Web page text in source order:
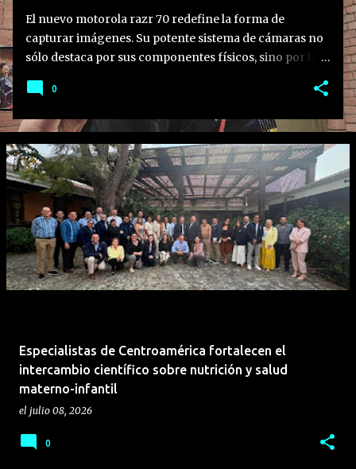
El nuevo motorola razr 70 redefine la forma de
capturar imágenes. Su potente sistema de cámaras no
sólo destaca por sus componentes físicos, sino por la
aprovechar al máximo su formato plegable,
la mejor cámara hasta la fecha en el segmento. Lo que
hay que saber: • Experiencia de usuario integrada: La
familia motorola razr 70 no solo destaca por sus
especificaciones de hardware, sino en cómo sus
funciones inteligentes transforman la usabilidad real
mediante el formato plegable. • Experiencia
fotográfica con IA: El motorola razr 70 combina un
sistema dual de cámara de 50 MP con funciones
inteligentes avanzadas para capturar imágenes
zoom en inglés) permite emular el agarre de una
videocámara retro al plegar el teléfono a 90°,
facilitando el control del zoom digital con ...
0
Especialistas de Centroamérica fortalecen el
intercambio científico sobre nutrición y salud
materno-infantil
el julio 08, 2026
0